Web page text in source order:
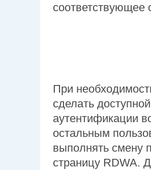
соответствующее
При
сделать
аутентификации
остальным
выполнять смену
страницу RDWA.